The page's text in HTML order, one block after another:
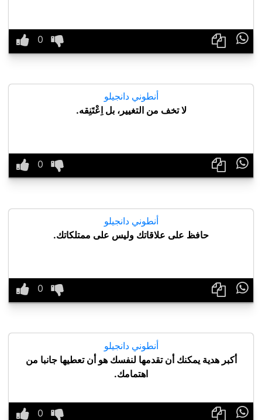

أنطوني دانجيلو
لا تخف من التغيير، بل اِعْتَنِقه.

أنطوني دانجيلو
حافظ على علاقاتك وليس على ممتلكاتك.

أنطوني دانجيلو
أكبر هدية يمكنك أن تقدمها لنفسك هو أن تعطيها جانبا من
اهتمامك.
